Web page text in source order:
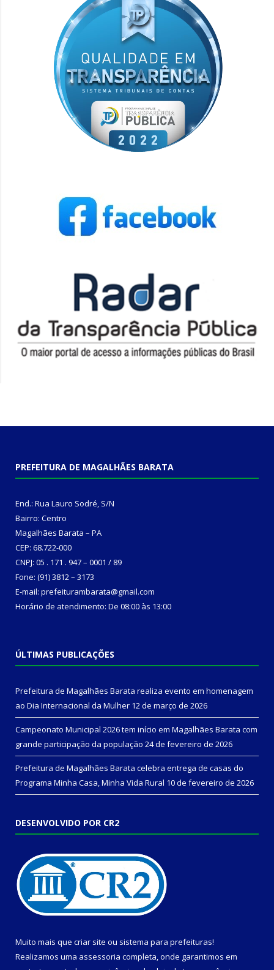
PREFEITURA DE MAGALHÃES BARATA
End.: Rua Lauro Sodré, S/N
Bairro: Centro
Magalhães Barata – PA
CEP: 68.722-000
CNPJ: 05 . 171 . 947 – 0001 / 89
Fone: (91) 3812 – 3173
E-mail: prefeiturambarata@gmail.com
Horário de atendimento: De 08:00 às 13:00
ÚLTIMAS PUBLICAÇÕES
Prefeitura de Magalhães Barata realiza evento em homenagem
ao Dia Internacional da Mulher 12 de março de 2026
Campeonato Municipal 2026 tem início em Magalhães Barata com
grande participação da população 24 de fevereiro de 2026
Prefeitura de Magalhães Barata celebra entrega de casas do
Programa Minha Casa, Minha Vida Rural 10 de fevereiro de 2026
DESENVOLVIDO POR CR2
Muito mais que criar site ou sistema para prefeituras!
Realizamos uma assessoria completa, onde garantimos em